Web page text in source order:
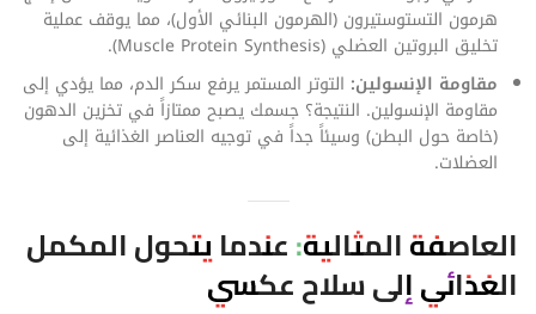
هرمون التستوستيرون (الهرمون البنائي الأول)، مما يوقف عملية
تخليق البروتين العضلي (Muscle Protein Synthesis).
مقاومة الإنسولين: التوتر المستمر يرفع سكر الدم، مما يؤدي إلى
مقاومة الإنسولين. النتيجة؟ جسمك يصبح ممتازاً في تخزين الدهون
(خاصة حول البطن) وسيئاً جداً في توجيه العناصر الغذائية إلى
العضلات.
العاصفة المثالية: عندما يتحول المكمل
الغذائي إلى سلاح عكسي